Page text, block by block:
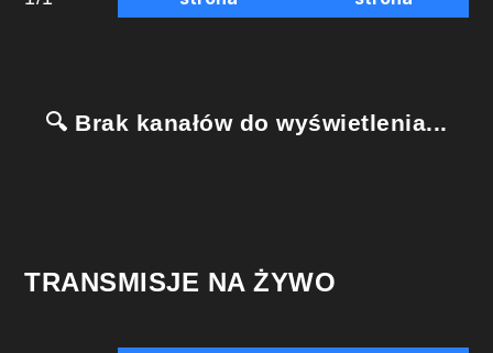
🔍 Brak kanałów do wyświetlenia...
TRANSMISJE NA ŻYWO